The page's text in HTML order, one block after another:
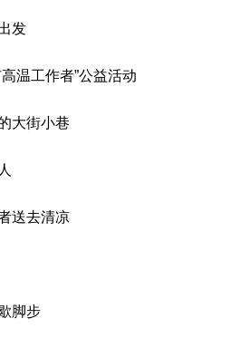
发
温工作者”公益活动
大街小巷
送去清凉
脚步